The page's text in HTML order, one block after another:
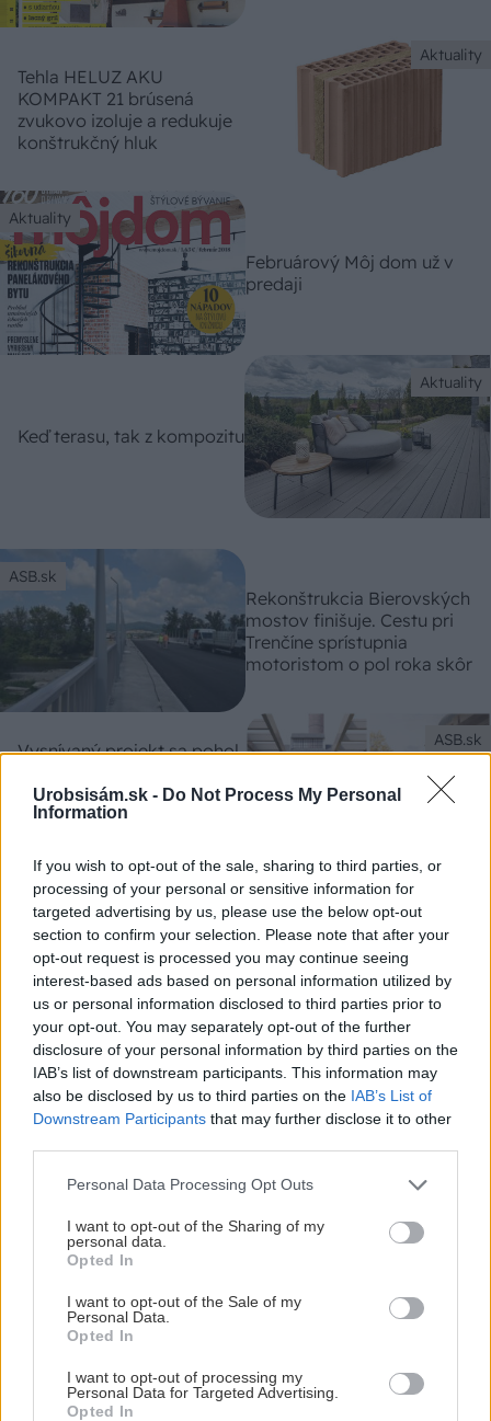
Urobsisám.sk - Do Not Process My Personal
Information
If you wish to opt-out of the sale, sharing to third parties, or
processing of your personal or sensitive information for
targeted advertising by us, please use the below opt-out
section to confirm your selection. Please note that after your
opt-out request is processed you may continue seeing
interest-based ads based on personal information utilized by
us or personal information disclosed to third parties prior to
your opt-out. You may separately opt-out of the further
disclosure of your personal information by third parties on the
IAB’s list of downstream participants. This information may
also be disclosed by us to third parties on the IAB’s List of
Downstream Participants that may further disclose it to other
Please note that this website/app uses one or more Google
not limited to your visit or usage behaviour. You may click to
grant or deny consent to Google and its third-party tags to
use your data for below specified purposes in below Google
consent section.
Personal Data Processing Opt Outs
I want to opt-out of the Sharing of my
personal data.
Opted In
I want to opt-out of the Sale of my
Personal Data.
Opted In
I want to opt-out of processing my
Personal Data for Targeted Advertising.
Opted In
Aktuality
Tehla HELUZ AKU
KOMPAKT 21 brúsená
zvukovo izoluje a redukuje
konštrukčný hluk
Aktuality
Februárový Môj dom už v
predaji
Aktuality
Keď terasu, tak z kompozitu
ASB.sk
Rekonštrukcia Bierovských
mostov finišuje. Cestu pri
Trenčíne sprístupnia
motoristom o pol roka skôr
ASB.sk
Vysnívaný projekt sa pohol
kúpeľov Grössling je v
stavebnom konaní. Začne
ASB.sk
Chátrajúci vodojem v
Spišskej Novej Vsi sa zmení
na moderný kultúrny a
komunitný priestor
ASB.sk
Z bývalej školy bude mať
Ružomberok prvé denné
centrum pre seniorov a
KOMENTÁRE komentár
VIDEO